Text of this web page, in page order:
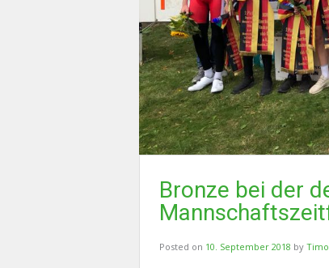
Bronze bei der
Posted on 10. September 2018 by